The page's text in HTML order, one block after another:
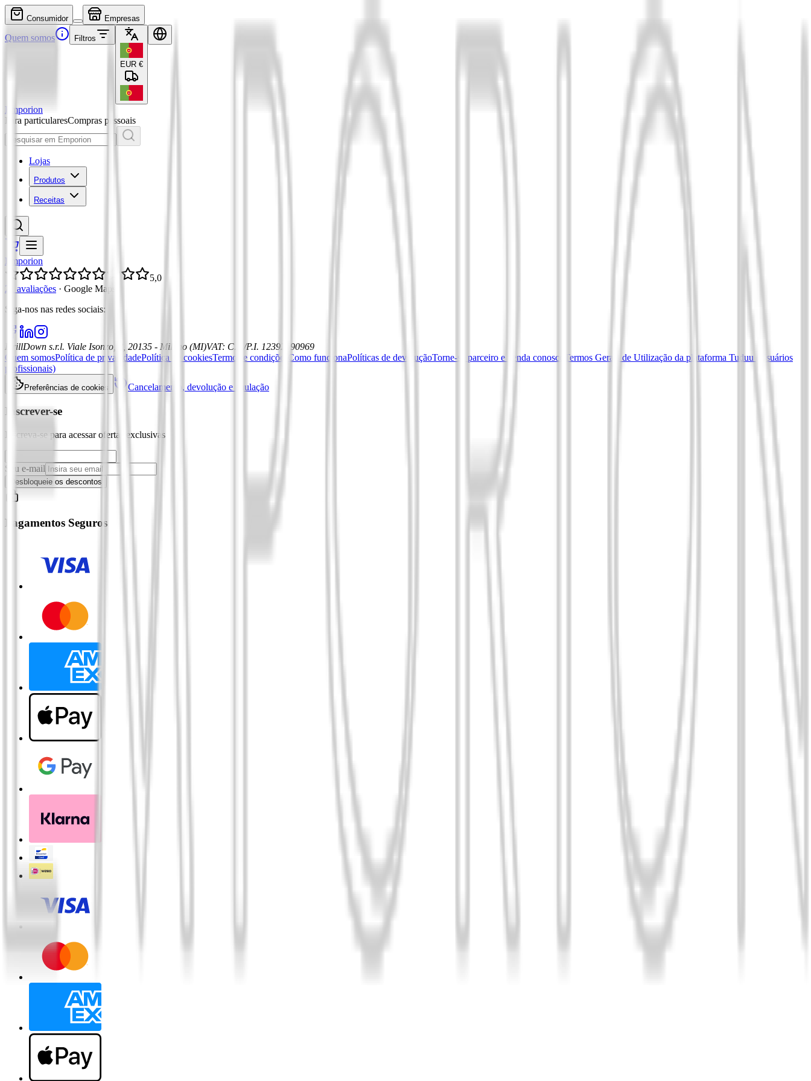
Consumidor Empresas
Quem somos Filtros
EUR €
Emporion
Para particularesCompras pessoais
Lojas
Produtos
Receitas
Emporion
5,0
21 avaliações · Google Maps
Siga-nos nas redes sociais:
DrillDown s.r.l. Viale Isonzo, 8, 20135 - Milano (MI)VAT: C.F./P.I. 12392590969
Quem somosPolítica de privacidadePolítica de cookiesTermos e condições Como funcionaPolíticas de devoluçãoTorne-se parceiro e venda conosco
Termos Gerais de Utilização da plataforma Tuduu (Usuários
profissionais)
Preferências de cookies Cancelamento, devolução e anulação
Inscrever-se
Inscreva-se para acessar ofertas exclusivas
Seu e-mail
Desbloqueie os descontos
Pagamentos Seguros